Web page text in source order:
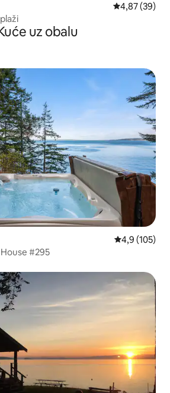
Prosječna
4,87 (39)
uz obalu
Prosječna
4,9 (105)
#295
s oznakom „Odabrali gosti”